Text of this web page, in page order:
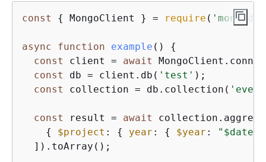
const { MongoClient } = require ( 'mongodb'
async function example ( ) {
const
client = await
const
db = client.db( 'test' );
const
collection = db.collection(
const result = await
{
$project : { year : { $year : "$date"
  ]).toArray();